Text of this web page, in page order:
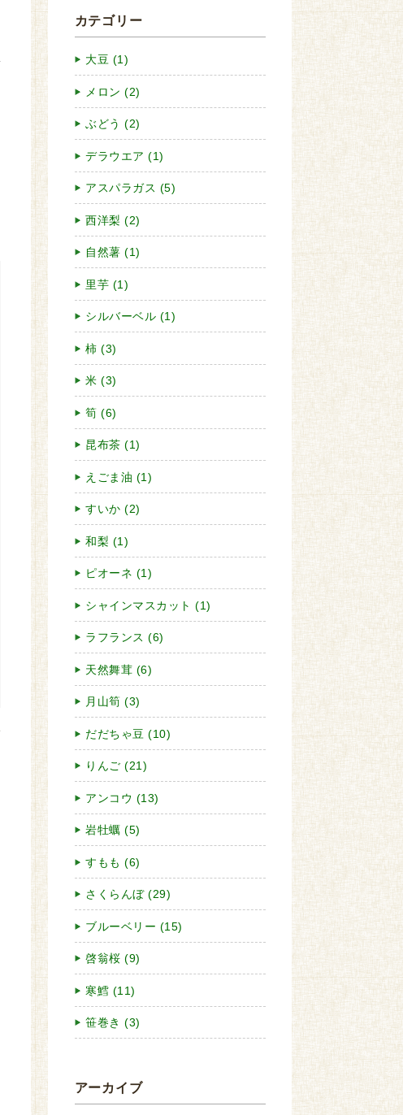
カテゴリー
大豆 (1)
メロン (2)
ぶどう (2)
デラウエア (1)
アスパラガス (5)
西洋梨 (2)
自然薯 (1)
里芋 (1)
シルバーベル (1)
柿 (3)
米 (3)
筍 (6)
昆布茶 (1)
えごま油 (1)
すいか (2)
和梨 (1)
ピオーネ (1)
シャインマスカット (1)
ラフランス (6)
天然舞茸 (6)
月山筍 (3)
だだちゃ豆 (10)
りんご (21)
アンコウ (13)
岩牡蠣 (5)
すもも (6)
さくらんぼ (29)
ブルーベリー (15)
啓翁桜 (9)
寒鱈 (11)
笹巻き (3)
アーカイブ